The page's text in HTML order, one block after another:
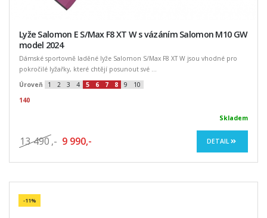
Lyže Salomon E S/Max F8 XT W s vázáním Salomon M10 GW
model 2024
Dámské sportovně laděné lyže Salomon S/Max F8 XT W jsou vhodné pro
pokročilé lyžařky, které chtějí posunout své ...
Úroveň
1 2 3 4 5 6 7 8 9
10
140
Skladem
13 490 ,- 9 990,- DETAIL
-11%